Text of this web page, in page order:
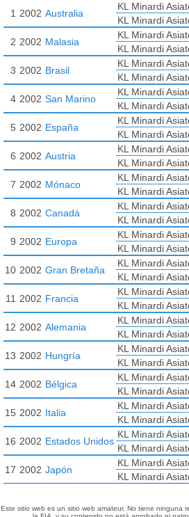
1 2002 Australia
KL Minardi
KL Minardi
2 2002 Malasia
KL Minardi
KL Minardi
3 2002 Brasil
KL Minardi
KL Minardi
4 2002 San Marino
KL Minardi
KL Minardi
5 2002 España
KL Minardi
KL Minardi
6 2002 Austria
KL Minardi
KL Minardi
7 2002 Mónaco
KL Minardi
KL Minardi
8 2002 Canadá
KL Minardi
KL Minardi
9 2002 Europa
KL Minardi
KL Minardi
10 2002 Gran Bretaña
KL Minardi
KL Minardi
11 2002 Francia
KL Minardi
KL Minardi
12 2002 Alemania
KL Minardi
KL Minardi
13 2002 Hungría
KL Minardi
KL Minardi
14 2002 Bélgica
KL Minardi
KL Minardi
15 2002 Italia
KL Minardi
KL Minardi
16 2002 Estados Unidos
KL Minardi
KL Minardi
17 2002 Japón
KL Minardi
KL Minardi
Este sitio web es un sitio web amateur. No tiene ninguna